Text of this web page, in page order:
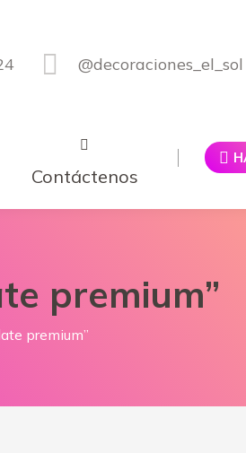
@decoraciones_el_sol
Contáctenos
premium”
premium”